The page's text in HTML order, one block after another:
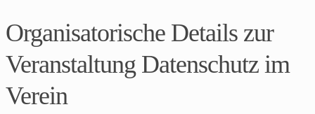
Organisatorische Details zur
Veranstaltung Datenschutz im
Verein